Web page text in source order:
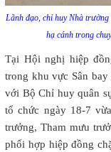
Lãnh đạo, chỉ huy Nhà
hạ cánh trong
Tại Hội nghị hiệp
trong khu vực Sân
với Bộ Chỉ huy quân
tổ chức ngày 18-7
trưởng, Tham mưu
phối hợp hiệp đồng